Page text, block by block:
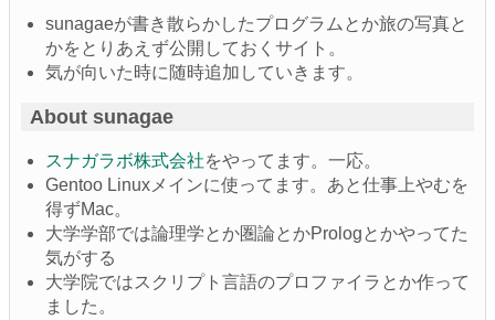
sunagaeが書き散らかしたプログラムとか旅の写真と
かをとりあえず公開しておくサイト。
気が向いた時に随時追加していきます。
About sunagae
スナガラボ株式会社をやってます。一応。
Gentoo Linuxメインに使ってます。あと仕事上やむを
得ずMac。
大学学部では論理学とか圏論とかPrologとかやってた
気がする
大学院ではスクリプト言語のプロファイラとか作って
ました。